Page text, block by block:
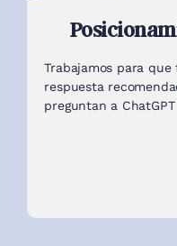
Trabajamos para
respuesta
preguntan a